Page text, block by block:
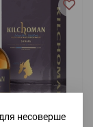
несоверше